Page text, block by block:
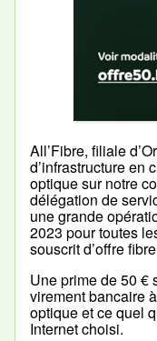
All’Fibre, filiale
d’infrastructure en
optique sur notre
délégation de
une grande
2023 pour toutes
souscrit d’offre
Une prime de 50 €
virement bancaire
optique et ce quel
Internet choisi.